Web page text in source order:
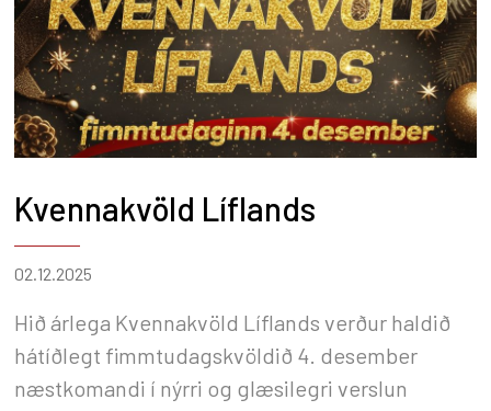
Kvennakvöld Líflands
02.12.2025
Hið árlega Kvennakvöld Líflands verður haldið
hátíðlegt fimmtudagskvöldið 4. desember
næstkomandi í nýrri og glæsilegri verslun